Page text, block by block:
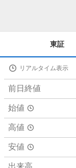
詳
値
東証
リアルタイム表示
前日終値
始値
高値
安値
出来高